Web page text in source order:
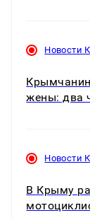
Новости
жены: два
Новости
В Крыму